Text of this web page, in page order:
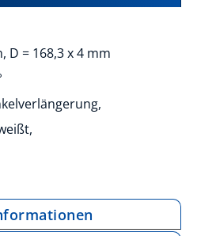
D = 168,3 x 4 mm